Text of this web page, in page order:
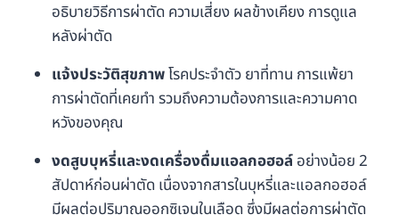
อธิบายวิธีการผ่าตัด ความเสี่ยง ผลข้างเคียง การดูแล
หลังผ่าตัด
แจ้งประวัติสุขภาพโรคประจำตัว ยาที่ทาน การแพ้ยา
การผ่าตัดที่เคยทำ รวมถึงความต้องการและความคาด
หวังของคุณ
งดสูบบุหรี่และงดเครื่องดื่มแอลกอฮอล์อย่างน้อย 2
สัปดาห์ก่อนผ่าตัด เนื่องจากสารในบุหรี่และแอลกอฮอล์
มีผลต่อปริมาณออกซิเจนในเลือด ซึ่งมีผลต่อการผ่าตัด